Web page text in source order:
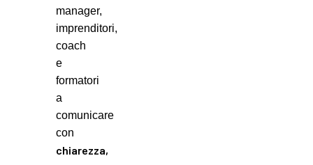
manager,
imprenditori,
coach
e
formatori
a
comunicare
con
chiarezza,